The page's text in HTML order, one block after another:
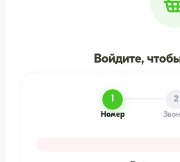
Войдите,
1
Номер
2